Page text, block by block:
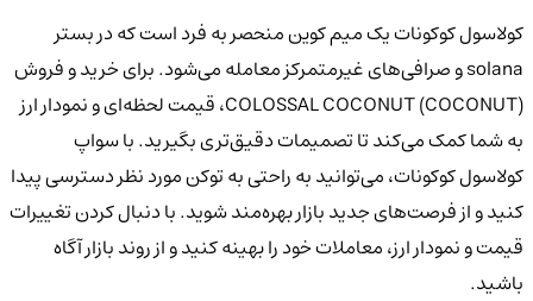
کولاسول کوکونات یک میم کوین منحصر به فرد است که در بستر
solana و صرافی‌های غیرمتمرکز معامله می‌شود. برای خرید و فروش
COLOSSAL COCONUT (COCONUT)، قیمت لحظه‌ای و نمودار ارز
به شما کمک می‌کند تا تصمیمات دقیق‌تری بگیرید. با سواپ
کولاسول کوکونات، می‌توانید به راحتی به توکن مورد نظر دسترسی پیدا
کنید و از فرصت‌های جدید بازار بهره‌مند شوید. با دنبال کردن تغییرات
قیمت و نمودار ارز، معاملات خود را بهینه کنید و از روند بازار آگاه
باشید.